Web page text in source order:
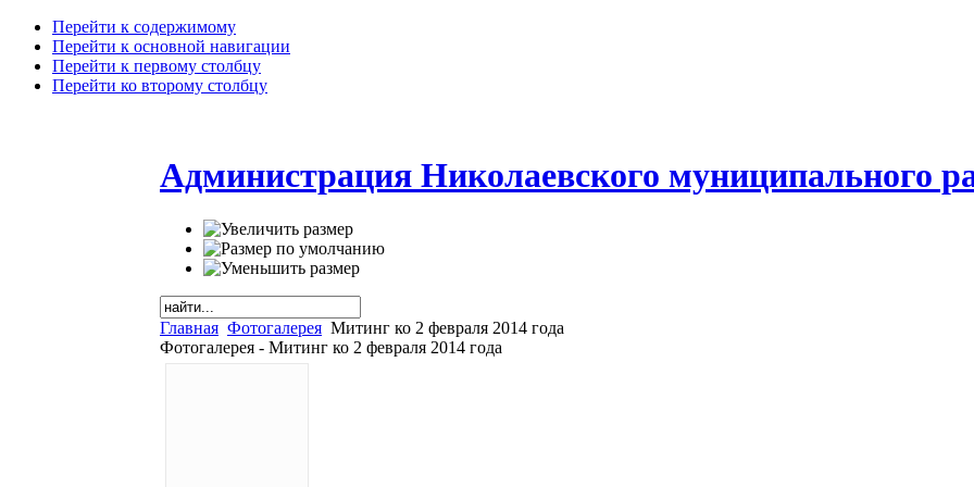
Перейти к содержимому
Перейти к основной навигации
Перейти к первому столбцу
Перейти ко второму столбцу
Администрация Николаевского муниципального
Главная Фотогалерея Митинг ко 2 февраля 2014 года
Фотогалерея - Митинг ко 2 февраля 2014 года